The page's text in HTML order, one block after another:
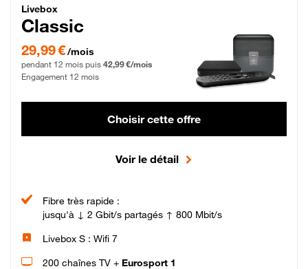
Livebox Classic Fibre
Livebox
Classic
29,99 € par mois pendant 12 mois puis 42,99 € par mois, Engagement 12 mois
29,99 €/mois
pendant 12 mois puis 42,99 €/mois
Engagement 12 mois
Choisir cette offre
Voir le détail
Fibre très rapide :
jusqu'à ↓ 2 Gbit/s partagés ↑ 800 Mbit/s
Livebox S : Wifi 7
200 chaînes TV + Eurosport 1